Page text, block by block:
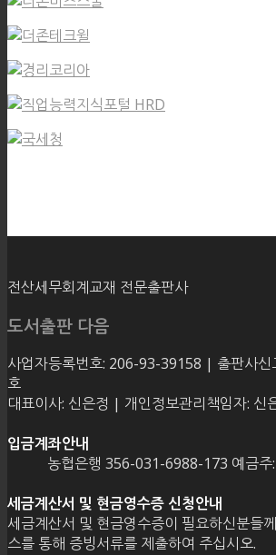
전산세무회계교재 전문출판사
도서출판 다음
사업자등록번호: 206-93-39158 | 출판사
호
대표이사: 신은정 | 개인정보관리책임자: 신
입금계좌안내
농협은행 356-031-6988-173 예금주
세금계산서 및 현금영수증 신청안내
세금계산서 및 현금영수증이 필요하신분들
스를 통해 증빙서류를 제출하여 주십시오.